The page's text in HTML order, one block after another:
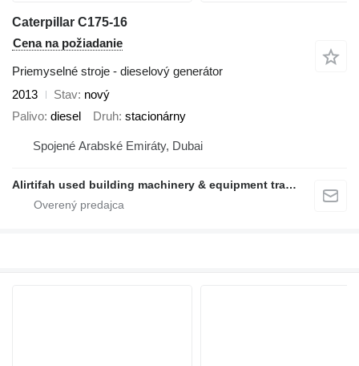
Caterpillar C175-16
Cena na požiadanie
Priemyselné stroje - dieselový generátor
2013
Stav nový
Palivo diesel Druh stacionárny
Spojené Arabské Emiráty, Dubai
Alirtifah used building machinery & equipment trading llc